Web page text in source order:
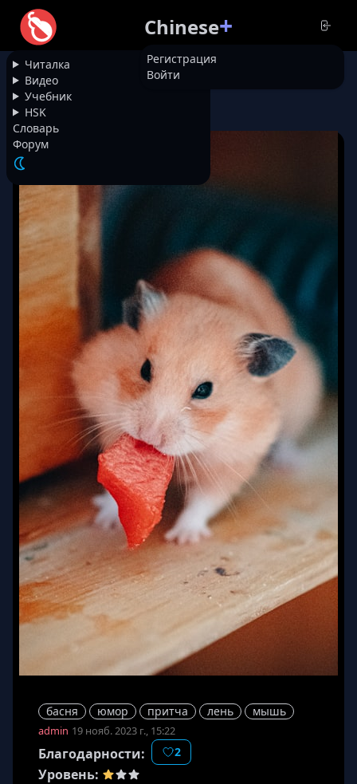
Читалка
Видео
Учебник
HSK
Словарь
Форум
Chinese+
Регистрация
Войти
НАЗАД
Ленивая мышь
басня юмор притча лень мышь
admin 19 нояб. 2023 г., 15:22
Благодарности: 2
Уровень: